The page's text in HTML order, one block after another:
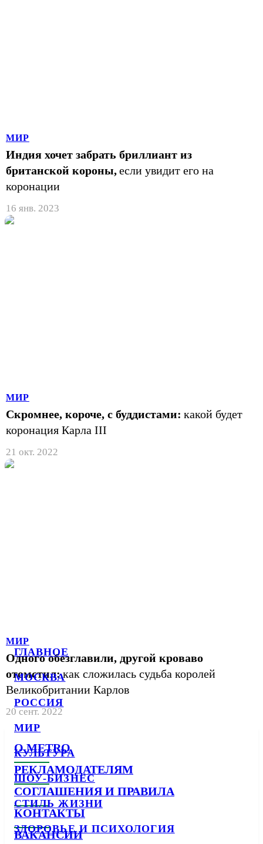
ГЛАВНОЕ
МОСКВА
РОССИЯ
МИР
КУЛЬТУРА
ШОУ-БИЗНЕС
СТИЛЬ ЖИЗНИ
ЗДОРОВЬЕ И ПСИХОЛОГИЯ
МИР
Индия хочет забрать бриллиант из
британской короны,если увидит его на
коронации
16 янв. 2023
МИР
Скромнее, короче, с буддистами: какой будет
коронация Карла III
21 окт. 2022
МИР
Одного обезглавили, другой кроваво
отомстил:как сложилась судьба королей
Великобритании Карлов
20 сент. 2022
О METRO
РЕКЛАМОДАТЕЛЯМ
СОГЛАШЕНИЯ И ПРАВИЛА
КОНТАКТЫ
ВАКАНСИИ